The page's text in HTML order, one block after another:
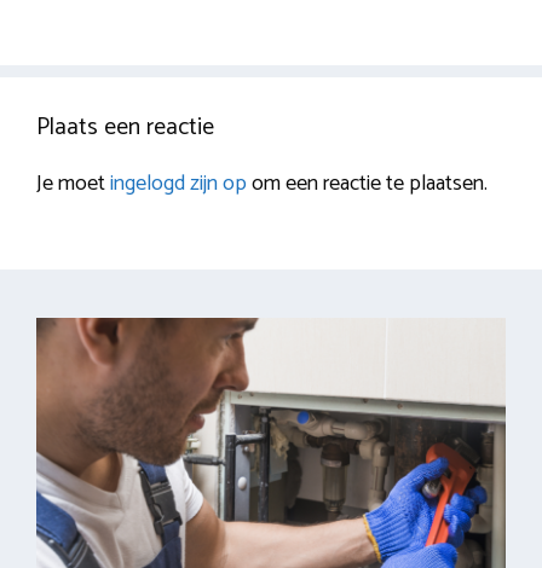
Plaats een reactie
Je moetingelogd zijn opom een reactie te plaatsen.